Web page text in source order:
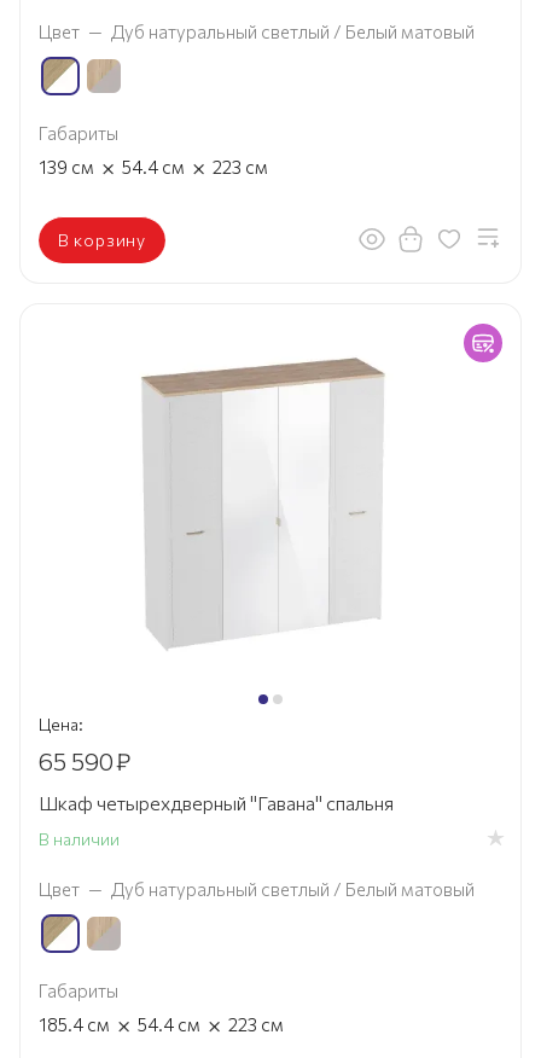
Цвет — Дуб натуральный светлый / Белый матовый
Габариты
139 см × 54.4 см × 223 см
В корзину
Цена:
65 590₽
Шкаф четырехдверный "Гавана" спальня
В наличии
Цвет — Дуб натуральный светлый / Белый матовый
Габариты
185.4 см × 54.4 см × 223 см